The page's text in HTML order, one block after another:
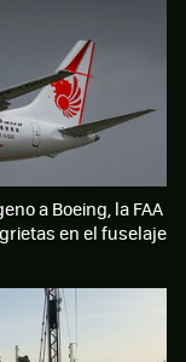
a Boeing, la FAA
en el fuselaje